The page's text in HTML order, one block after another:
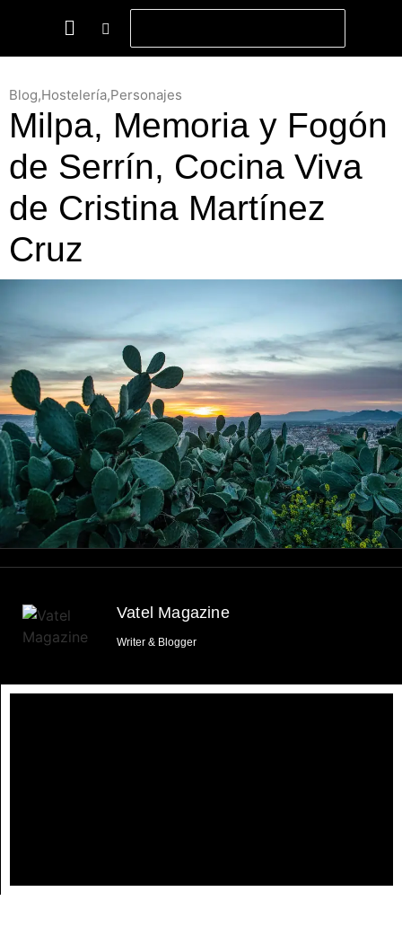
Blog,Hostelería,Personajes
Milpa, Memoria y Fogón
de Serrín, Cocina Viva
de Cristina Martínez
Cruz
Vatel Magazine
Writer & Blogger